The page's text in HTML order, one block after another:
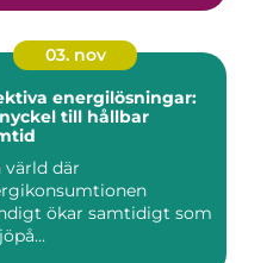
03. nov
energilösningar:
till hållbar
värld där
ökar samtidigt som